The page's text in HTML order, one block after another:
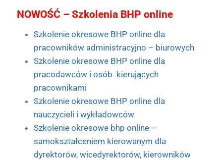
NOWOŚĆ – Szkolenia BHP online
Szkolenie okresowe BHP online dla
pracowników administracyjno – biurowych
Szkolenie okresowe BHP online dla
pracodawców i osób kierujących
pracownikami
Szkolenie okresowe BHP online dla
nauczycieli i wykładowców
Szkolenie okresowe bhp online –
samokształceniem kierowanym dla
dyrektorów, wicedyrektorów, kierowników